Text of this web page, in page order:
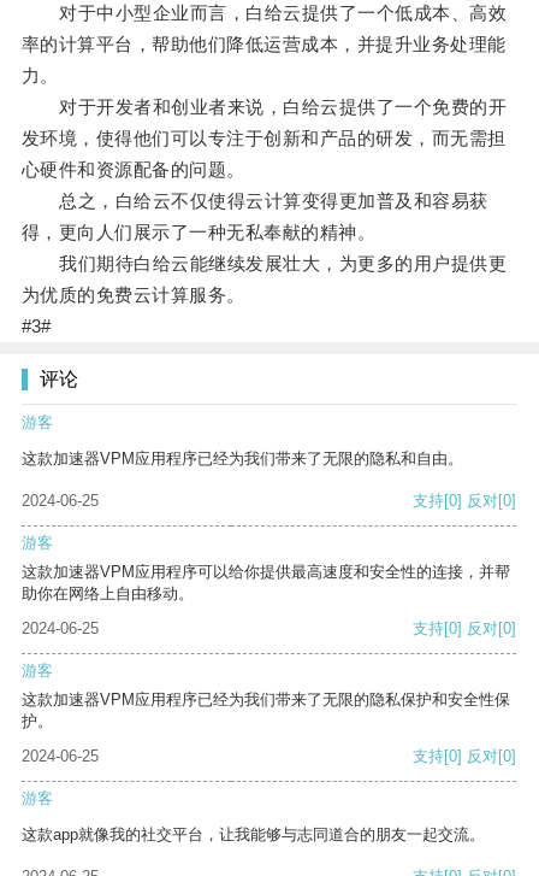
对于中小型企业而言，白给云提供了一个低成本、高效
率的计算平台，帮助他们降低运营成本，并提升业务处理能
力。
对于开发者和创业者来说，白给云提供了一个免费的开
发环境，使得他们可以专注于创新和产品的研发，而无需担
心硬件和资源配备的问题。
总之，白给云不仅使得云计算变得更加普及和容易获
得，更向人们展示了一种无私奉献的精神。
我们期待白给云能继续发展壮大，为更多的用户提供更
为优质的免费云计算服务。
#3#
评论
游客
这款加速器VPM应用程序已经为我们带来了无限的隐私和自由。
2024-06-25 支持[0] 反对[0]
游客
这款加速器VPM应用程序可以给你提供最高速度和安全性的连接，并帮
助你在网络上自由移动。
2024-06-25
支持[0] 反对[0]
游客
这款加速器VPM应用程序已经为我们带来了无限的隐私保护和安全性保
护。
2024-06-25
支持[0] 反对[0]
游客
这款app就像我的社交平台，让我能够与志同道合的朋友一起交流。